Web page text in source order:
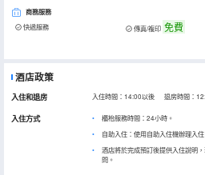
商務服務
快遞服務 傳真/複印 免費
酒店政策
入住和退房 入住時間：14:00以後 退房時間：
入住方式
櫃枱服務時間：24小時。
自助入住：使用自助入住機辦理入住
酒店將於完成預訂後提供入住說明
問。